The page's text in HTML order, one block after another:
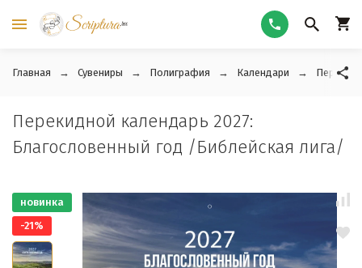
Главная Сувениры Полиграфия Календари
Перекидной календарь 2027:
Благословенный год /Библейская лига/
новинка
-21%